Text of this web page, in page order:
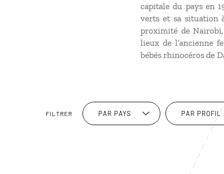
capitale du pays en
verts et sa situation
proximité de
lieux de l’ancienne
bébés rhinocéros de
FILTRER PAR PAYS PAR PROFIL